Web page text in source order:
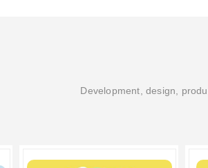
Development, design,